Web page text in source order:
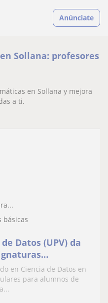
Anúnciate
Sollana: profesores
en Sollana y mejora
a ti.
básicas
Datos (UPV) da
y Ciencias)
en Ciencia de Datos en
para alumnos de